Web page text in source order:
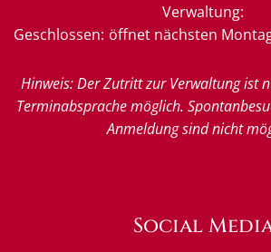
Verwaltung:
Klicken, um weitere Öffnungs- oder
Geschlossen: öffnet nächsten
Hinweis: Der Zutritt zur Verwaltung ist
Terminabsprache möglich.
Anmeldung sind nicht
Social